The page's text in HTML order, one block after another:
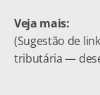
Veja mais:
(Sugestão de
tributária —